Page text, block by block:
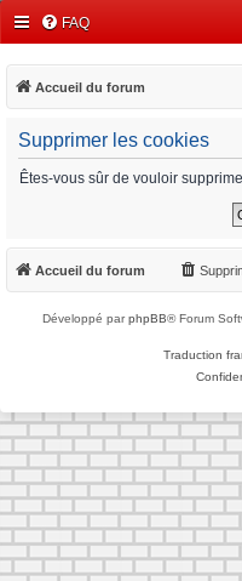
FAQ
Accueil du forum
Supprimer les cookies
Êtes-vous sûr de vouloir
Accueil du forum
Développé parphpBB® Forum
Traduction